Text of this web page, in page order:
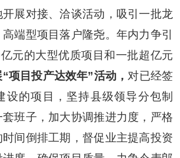
开展对接、洽谈活动，吸引一批龙
端型项目落户隆尧。年内力争引
亿元的大型优质项目和一批超亿元
“项目投产达效年”活动， 对已经签
设的项目，坚持县级领导分包制
班子，加大协调推进力度，严格
间倒排工期，督促业主提高投资